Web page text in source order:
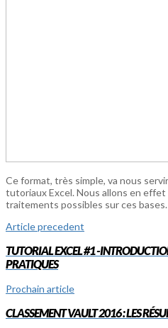
Ce format, très simple, va nous
tutoriaux Excel. Nous allons en
traitements possibles sur ces bases.
Article precedent
TUTORIAL EXCEL #1 -
PRATIQUES
Prochain article
CLASSEMENT VAULT 2016 : LES